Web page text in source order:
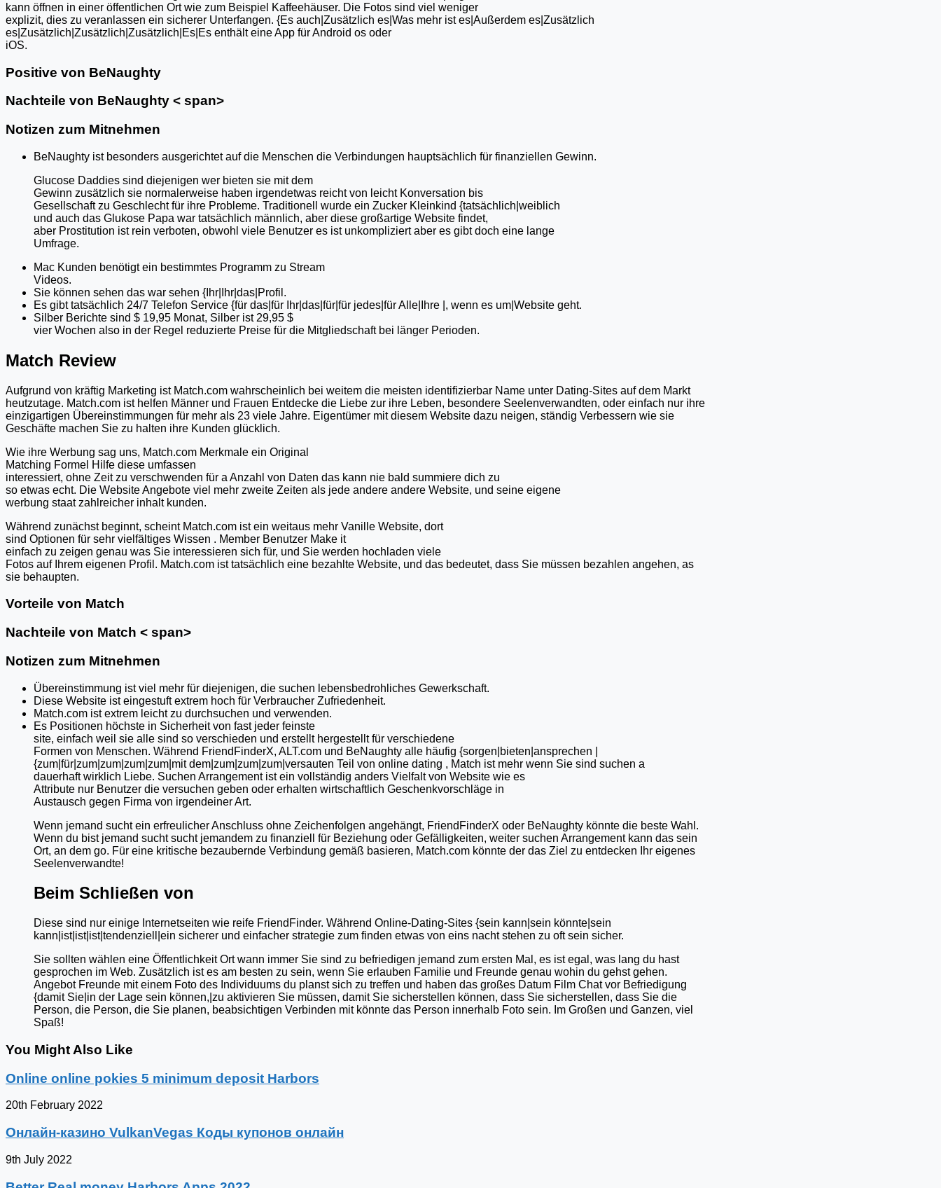
kann öffnen in einer öffentlichen Ort wie zum Beispiel Kaffeehäuser. Die Fotos sind viel weniger
explizit, dies zu veranlassen ein sicherer Unterfangen. {Es auch|Zusätzlich es|Was mehr ist es|Außerdem es|Zusätzlich
es|Zusätzlich|Zusätzlich|Zusätzlich|Es|Es enthält eine App für Android os oder
iOS.
Positive von BeNaughty
Nachteile von BeNaughty < span>
Notizen zum Mitnehmen
BeNaughty ist besonders ausgerichtet auf die Menschen die Verbindungen hauptsächlich für finanziellen Gewinn.
Glucose Daddies sind diejenigen wer bieten sie mit dem
Gewinn zusätzlich sie normalerweise haben irgendetwas reicht von leicht Konversation bis
Gesellschaft zu Geschlecht für ihre Probleme. Traditionell wurde ein Zucker Kleinkind {tatsächlich|weiblich
und auch das Glukose Papa war tatsächlich männlich, aber diese großartige Website findet,
aber Prostitution ist rein verboten, obwohl viele Benutzer es ist unkompliziert aber es gibt doch eine lange
Umfrage.
Mac Kunden benötigt ein bestimmtes Programm zu Stream
Videos.
Sie können sehen das war sehen {Ihr|Ihr|das|Profil.
Es gibt tatsächlich 24/7 Telefon Service {für das|für Ihr|das|für|für jedes|für Alle|Ihre |, wenn es um|Website geht.
Silber Berichte sind $ 19,95 Monat, Silber ist 29,95 $
vier Wochen also in der Regel reduzierte Preise für die Mitgliedschaft bei länger Perioden.
Match Review
Aufgrund von kräftig Marketing ist Match.com wahrscheinlich bei weitem die meisten identifizierbar Name unter Dating-Sites auf dem Markt
heutzutage. Match.com ist helfen Männer und Frauen Entdecke die Liebe zur ihre Leben, besondere Seelenverwandten, oder einfach nur ihre
einzigartigen Übereinstimmungen für mehr als 23 viele Jahre. Eigentümer mit diesem Website dazu neigen, ständig Verbessern wie sie
Geschäfte machen Sie zu halten ihre Kunden glücklich.
Wie ihre Werbung sag uns, Match.com Merkmale ein Original
Matching Formel Hilfe diese umfassen
interessiert, ohne Zeit zu verschwenden für a Anzahl von Daten das kann nie bald summiere dich zu
so etwas echt. Die Website Angebote viel mehr zweite Zeiten als jede andere andere Website, und seine eigene
werbung staat zahlreicher inhalt kunden.
Während zunächst beginnt, scheint Match.com ist ein weitaus mehr Vanille Website, dort
sind Optionen für sehr vielfältiges Wissen . Member Benutzer Make it
einfach zu zeigen genau was Sie interessieren sich für, und Sie werden hochladen viele
Fotos auf Ihrem eigenen Profil. Match.com ist tatsächlich eine bezahlte Website, und das bedeutet, dass Sie müssen bezahlen angehen, as
sie behaupten.
Vorteile von Match
Nachteile von Match < span>
Notizen zum Mitnehmen
Übereinstimmung ist viel mehr für diejenigen, die suchen lebensbedrohliches Gewerkschaft.
Diese Website ist eingestuft extrem hoch für Verbraucher Zufriedenheit.
Match.com ist extrem leicht zu durchsuchen und verwenden.
Es Positionen höchste in Sicherheit von fast jeder feinste
site, einfach weil sie alle sind so verschieden und erstellt hergestellt für verschiedene
Formen von Menschen. Während FriendFinderX, ALT.com und BeNaughty alle häufig {sorgen|bieten|ansprechen |
{zum|für|zum|zum|zum|zum|mit dem|zum|zum|zum|versauten Teil von online dating , Match ist mehr wenn Sie sind suchen a
dauerhaft wirklich Liebe. Suchen Arrangement ist ein vollständig anders Vielfalt von Website wie es
Attribute nur Benutzer die versuchen geben oder erhalten wirtschaftlich Geschenkvorschläge in
Austausch gegen Firma von irgendeiner Art.
Wenn jemand sucht ein erfreulicher Anschluss ohne Zeichenfolgen angehängt, FriendFinderX oder BeNaughty könnte die beste Wahl.
Wenn du bist jemand sucht sucht jemandem zu finanziell für Beziehung oder Gefälligkeiten, weiter suchen Arrangement kann das sein
Ort, an dem go. Für eine kritische bezaubernde Verbindung gemäß basieren, Match.com könnte der das Ziel zu entdecken Ihr eigenes
Seelenverwandte!
Beim Schließen von
Diese sind nur einige Internetseiten wie reife FriendFinder. Während Online-Dating-Sites {sein kann|sein könnte|sein
kann|ist|ist|ist|tendenziell|ein sicherer und einfacher strategie zum finden etwas von eins nacht stehen zu oft sein sicher.
Sie sollten wählen eine Öffentlichkeit Ort wann immer Sie sind zu befriedigen jemand zum ersten Mal, es ist egal, was lang du hast
gesprochen im Web. Zusätzlich ist es am besten zu sein, wenn Sie erlauben Familie und Freunde genau wohin du gehst gehen.
Angebot Freunde mit einem Foto des Individuums du planst sich zu treffen und haben das großes Datum Film Chat vor Befriedigung
{damit Sie|in der Lage sein können,|zu aktivieren Sie müssen, damit Sie sicherstellen können, dass Sie sicherstellen, dass Sie die
Person, die Person, die Sie planen, beabsichtigen Verbinden mit könnte das Person innerhalb Foto sein. Im Großen und Ganzen, viel
Spaß!
You Might Also Like
Online online pokies 5 minimum deposit Harbors
20th February 2022
Онлайн-казино VulkanVegas Коды купонов онлайн
9th July 2022